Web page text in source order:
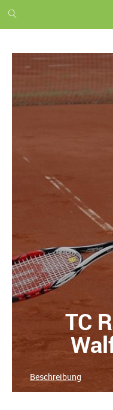
month
TC
Beschreibung